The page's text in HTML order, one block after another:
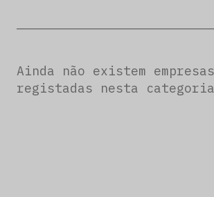
Ainda não existem empresas
registadas nesta